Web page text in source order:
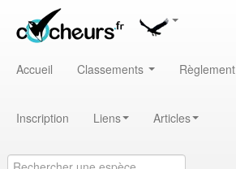
Accueil Classements Règlement
Inscription Liens Articles